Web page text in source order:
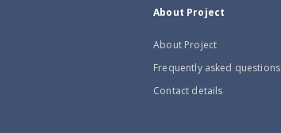
About Project
About Project
Frequently asked questions
Contact details